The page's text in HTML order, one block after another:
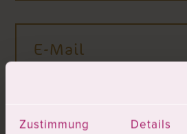
Zustimmung Details
Mitglied werden